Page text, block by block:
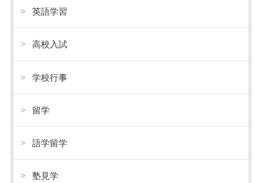
英語学習
高校入試
学校行事
留学
語学留学
塾見学